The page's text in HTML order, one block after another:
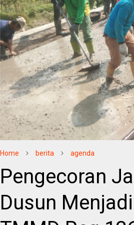
Home berita agenda
Pengecoran
Dusun